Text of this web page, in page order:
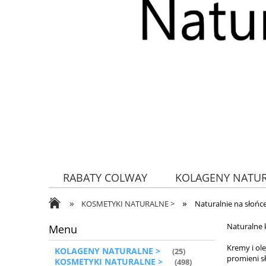
RABATY COLWAY
KOLAGENY
ZDROWA ŻYWNOŚĆ
» KOSMETYKI NATURALNE > » Naturalnie na
Menu
KOLAGENY NATURALNE > (25)
KOSMETYKI NATURALNE > (498)
Naturalne
Kremy i
promieni